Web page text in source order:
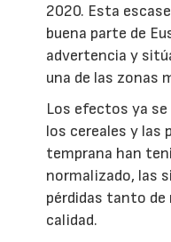
2020. Esta
buena parte de
advertencia y
una de las zonas
Los efectos ya
los cereales y las
temprana han
normalizado, las
pérdidas tanto
calidad.